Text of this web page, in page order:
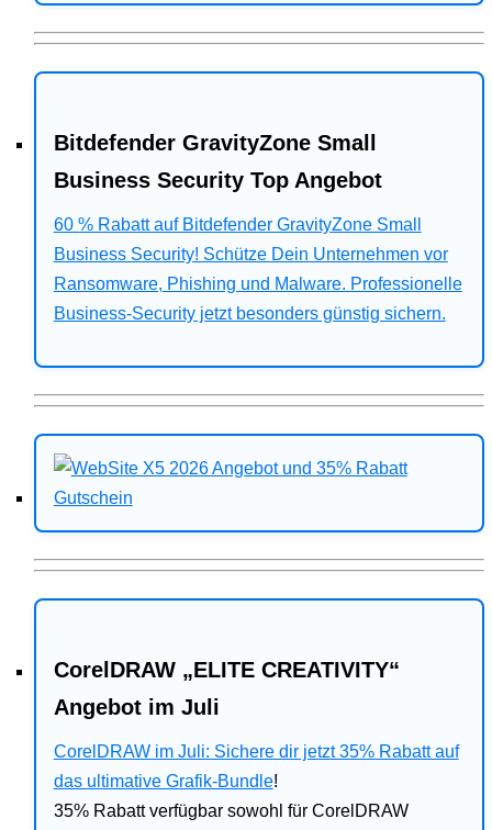
Bitdefender GravityZone Small
Business Security Top Angebot
60 % Rabatt auf Bitdefender GravityZone Small
Business Security! Schütze Dein Unternehmen vor
Ransomware, Phishing und Malware. Professionelle
Business-Security jetzt besonders günstig sichern.
CorelDRAW „ELITE CREATIVITY“
Angebot im Juli
CorelDRAW im Juli: Sichere dir jetzt 35% Rabatt auf
das ultimative Grafik-Bundle!
35% Rabatt verfügbar sowohl für CorelDRAW